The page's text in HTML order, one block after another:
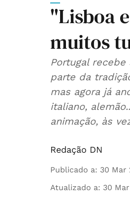
"Lisboa
muitos
Portugal
parte da
mas agora já
italiano,
animação, às
Redação DN
Publicado a: 30 Mar
Atualizado a: 30